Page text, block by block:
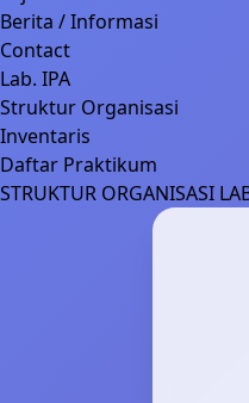
Berita / Informasi
Contact
Lab. IPA
Struktur Organisasi
Inventaris
Daftar Praktikum
STRUKTUR ORGANISASI